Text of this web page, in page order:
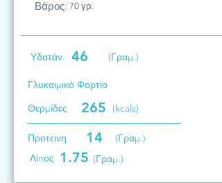
Βάρος: 70 γρ.
Υδατάν. 46 (Γραμ.)
Γλυκαιμικό Φορτίο
Θερμίδες
265 (kcals)
Προτεινη 14
(Γραμ.)
Λίπος 1.75 (Γραμ.)